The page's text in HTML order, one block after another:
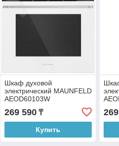
Шкаф духовой
электрический MAUNFELD
AEOD60103W
269 590₸
Купить